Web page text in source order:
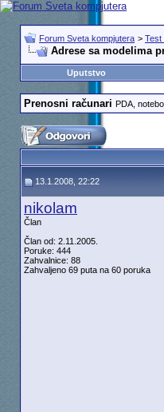
Forum Sveta kompjutera > Test
Adrese sa modelima
Uputstvo
Prenosni računari PDA,
13.1.2008, 22:22
nikolam
Član
Član od: 2.11.2005.
Poruke: 444
Zahvalnice: 88
Zahvaljeno 69 puta na 60 poruka